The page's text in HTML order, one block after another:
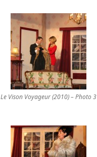
Le Vison Voyageur (2010) – Photo 3